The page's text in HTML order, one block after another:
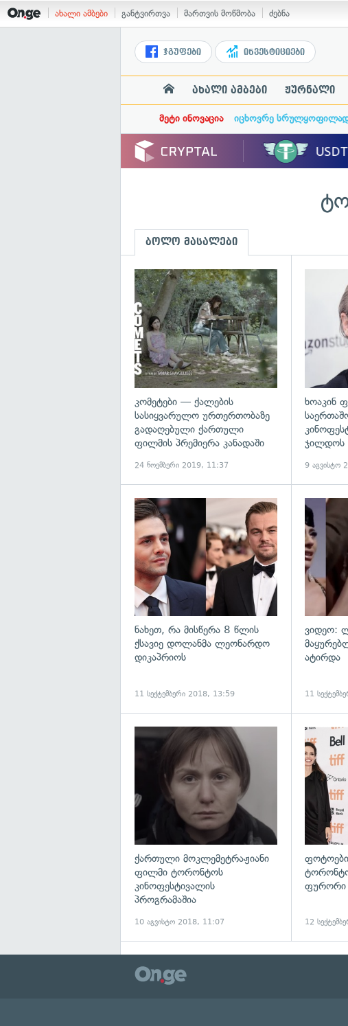
ახალი ამბები განტვირთვა მართვის მოწმობა ძებნა
ჯგუფები ინვესტიციები
ახალი ამბები ჟურნალი
მეტი ინოვაცია იცხოვრე
ბოლო მასალები
კომეტები — ქალების
სასიყვარულო ურთერთობაზე
გადაღებული ქართული
ფილმის პრემიერა კანადაში
24 ნოემბერი 2019, 11:37
ხოაკინ
ჯილდოს
9 აგვისტო
გადახედვა
ნახეთ, რა მისწერა 8 წლის
ქსავიე დოლანმა ლეონარდო
დიკაპრიოს
11 სექტემბერი 2018, 13:59
ვიდეო:
ატირდა
11
გადახედვა
ქართული მოკლემეტრაჟიანი
ფილმი ტორონტოს
კინოფესტივალის
პროგრამაშია
10 აგვისტო 2018, 11:07
ფურორი
12